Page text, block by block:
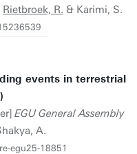
Rietbroek, R. & Karimi, S.
events in terrestrial
EGU General Assembly
A.
egu25-18851